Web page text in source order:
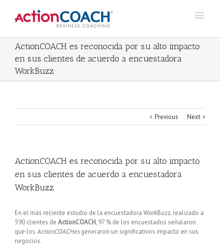
ActionCOACH es reconocida por su alto impacto
en sus clientes de acuerdo a encuestadora
WorkBuzz
Previous Next
ActionCOACH es reconocida por su alto impacto
en sus clientes de acuerdo a encuestadora
WorkBuzz
En el más reciente estudio de la encuestadora WorkBuzz, realizado a
590 clientes de ActionCOACH, 97 % de los encuestados señalaron
que los ActionCOACHesgeneraron un significativos impacto en sus
negocios.